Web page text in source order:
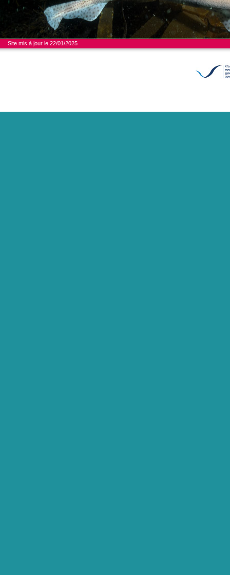
Site mis à jour le 22/01/2025